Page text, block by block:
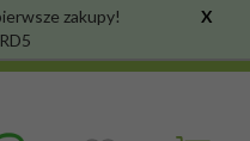
zakupy!
X